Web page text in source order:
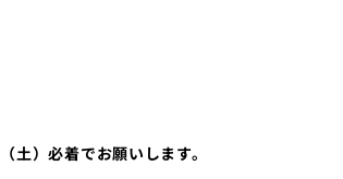
）必着でお願いします。